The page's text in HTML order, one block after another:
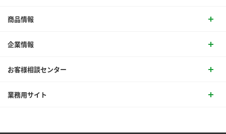
商品情報
企業情報
お客様相談センター
業務用サイト